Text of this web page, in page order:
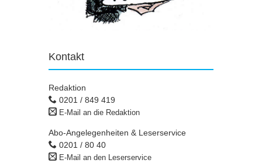
Kontakt
Redaktion
0201 / 849 419
E-Mail an die Redaktion
Abo-Angelegenheiten & Leserservice
0201 / 80 40
E-Mail an den Leserservice